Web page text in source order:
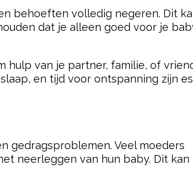
behoeften volledig negeren. Dit
dat je alleen goed voor je
hulp van je partner, familie, of
en tijd voor ontspanning zijn
gedragsproblemen. Veel moeders
neerleggen van hun baby. Dit kan